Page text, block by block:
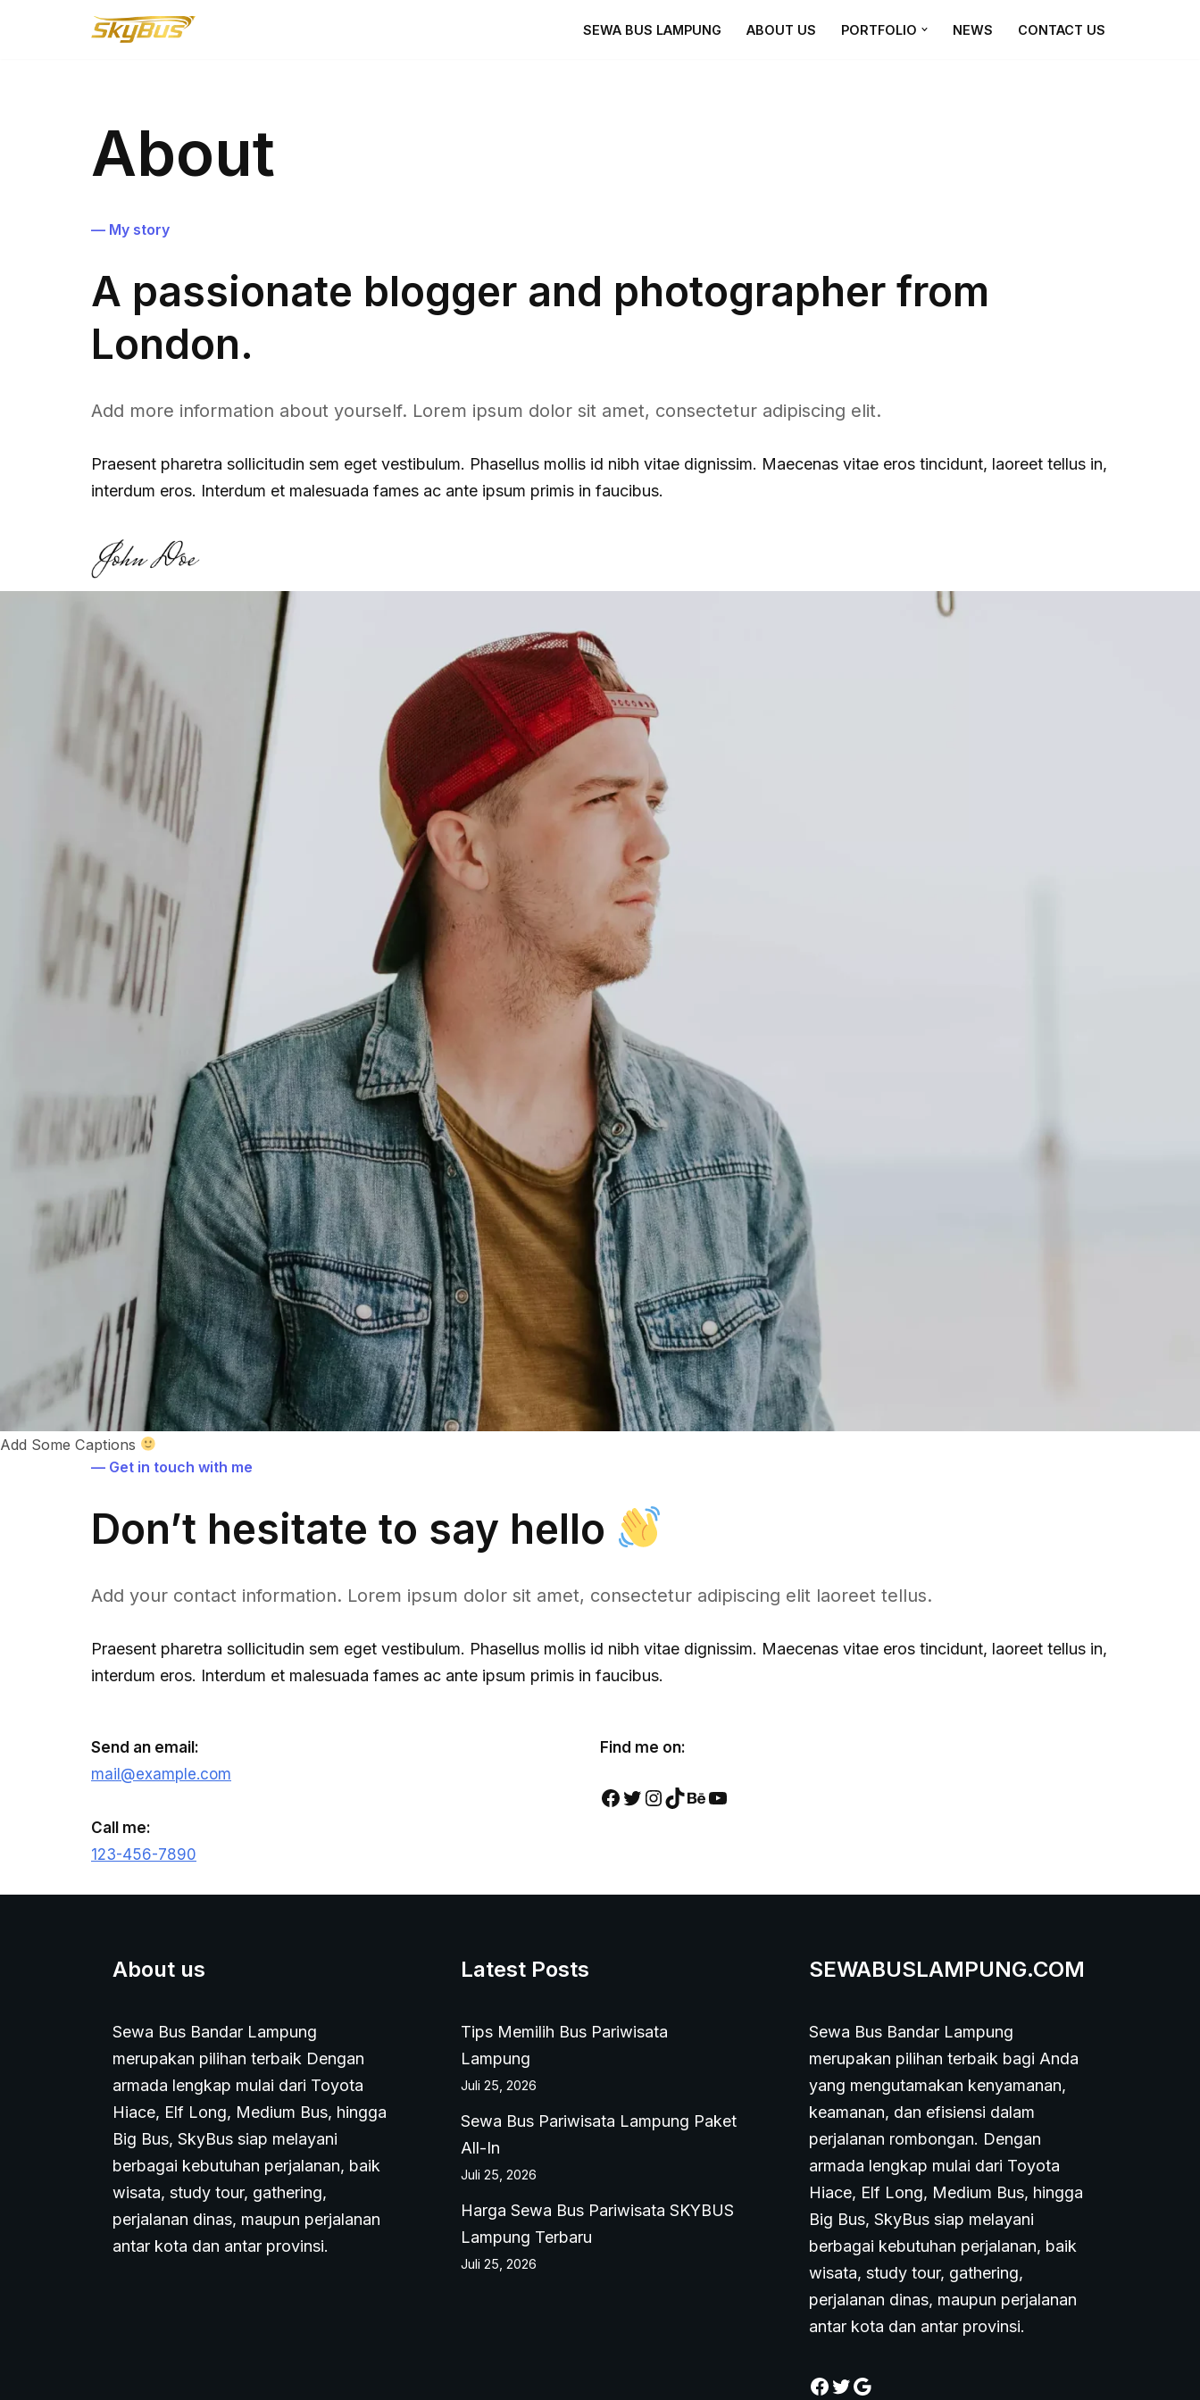
SEWA BUS LAMPUNG ABOUT US PORTFOLIO NEWS CONTACT US
About
— My story
A passionate blogger and photographer from
London.
Add more information about yourself. Lorem ipsum dolor sit amet, consectetur adipiscing elit.
Praesent pharetra sollicitudin sem eget vestibulum. Phasellus mollis id nibh vitae dignissim. Maecenas vitae eros tincidunt, laoreet tellus in,
interdum eros. Interdum et malesuada fames ac ante ipsum primis in faucibus.
Add Some Captions
— Get in touch with me
Don’t hesitate to say hello
Add your contact information. Lorem ipsum dolor sit amet, consectetur adipiscing elit laoreet tellus.
Praesent pharetra sollicitudin sem eget vestibulum. Phasellus mollis id nibh vitae dignissim. Maecenas vitae eros tincidunt, laoreet tellus in,
interdum eros. Interdum et malesuada fames ac ante ipsum primis in faucibus.
Send an email:
mail@example.com
Call me:
123-456-7890
Find me on:
About us
Sewa Bus Bandar Lampung
merupakan pilihan terbaik Dengan
armada lengkap mulai dari Toyota
Hiace, Elf Long, Medium Bus, hingga
Big Bus, SkyBus siap melayani
berbagai kebutuhan perjalanan, baik
wisata, study tour, gathering,
perjalanan dinas, maupun perjalanan
antar kota dan antar provinsi.
Latest Posts
Tips Memilih Bus Pariwisata
Lampung
Juli 25, 2026
Sewa Bus Pariwisata Lampung Paket
All-In
Juli 25, 2026
Harga Sewa Bus Pariwisata SKYBUS
Lampung Terbaru
Juli 25, 2026
SEWABUSLAMPUNG.COM
Sewa Bus Bandar Lampung
merupakan pilihan terbaik bagi Anda
yang mengutamakan kenyamanan,
keamanan, dan efisiensi dalam
perjalanan rombongan. Dengan
armada lengkap mulai dari Toyota
Hiace, Elf Long, Medium Bus, hingga
Big Bus, SkyBus siap melayani
berbagai kebutuhan perjalanan, baik
wisata, study tour, gathering,
perjalanan dinas, maupun perjalanan
antar kota dan antar provinsi.